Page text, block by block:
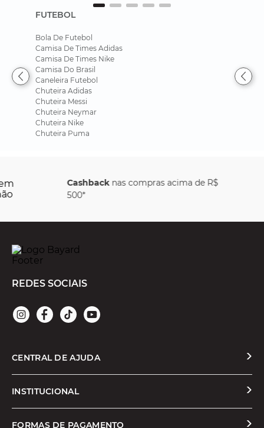
FUTEBOL
Bola De Futebol
Camisa De Times Adidas
Camisa De Times Nike
Camisa Do Brasil
Caneleira Futebol
Chuteira Adidas
Chuteira Messi
Chuteira Neymar
Chuteira Nike
Chuteira Puma
de R$
Parcele
REDES SOCIAIS
CENTRAL DE AJUDA
Solicitar Troca ou Devolução
INSTITUCIONAL
Quem Somos
FORMAS DE PAGAMENTO